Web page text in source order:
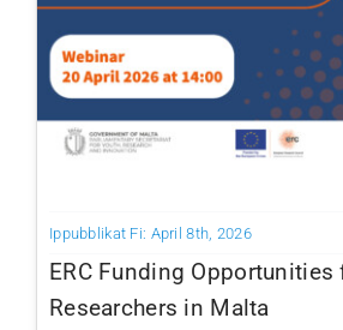
Ippubblikat Fi: April 8th, 2026
ERC Funding Opportunities
Researchers in Malta